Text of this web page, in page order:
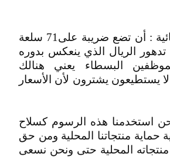
قناة اليمن الفضائية : أن تضع ضريبة على71 سلعة
الريال الذي ينعكس بدوره
البسطاء يعني هنالك
يستطيعون يشترون لأن الأسعار
استخدمنا هذه الرسوم كسلاح
حماية منتجاتنا المحلية ومن حق
المحلية حتى ونحن نسعى